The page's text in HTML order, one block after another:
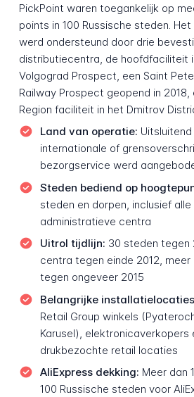
PickPoint waren toegankelijk op
points in 100 Russische steden.
werd ondersteund door drie
distributiecentra, de hoofdfaciliteit
Volgograd Prospect, een Saint
Railway Prospect geopend in
Region faciliteit in het Dmitrov
Land van operatie: Uitsluitend
internationale of
bezorgservice werd
Steden bediend op
steden en dorpen, inclusief alle
administratieve centra
Uitrol tijdlijn: 30 steden tegen
centra tegen einde 2012,
tegen ongeveer 2015
Belangrijke
Retail Group winkels
Karusel), elektronicaverkopers
drukbezochte retail locaties
AliExpress dekking: Meer dan
100 Russische steden voor